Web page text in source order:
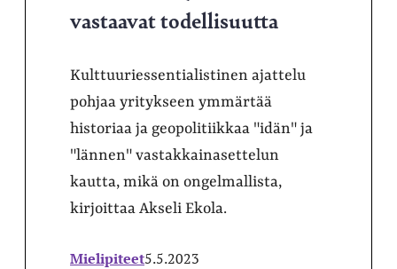
vastaavat todellisuutta
Kulttuuriessentialistinen ajattelu
pohjaa yritykseen ymmärtää
historiaa ja geopolitiikkaa "idän" ja
"lännen" vastakkainasettelun
kautta, mikä on ongelmallista,
kirjoittaa Akseli Ekola.
Mielipiteet5.5.2023